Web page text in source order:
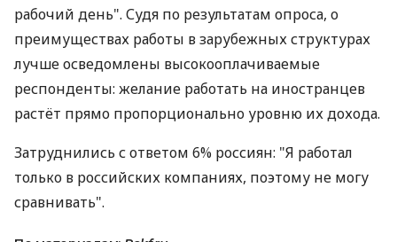
рабочий день". Судя по результатам опроса, о
преимуществах работы в зарубежных структурах
лучше осведомлены высокооплачиваемые
респонденты: желание работать на иностранцев
растёт прямо пропорционально уровню их дохода.
Затруднились с ответом 6% россиян: "Я работал
только в российских компаниях, поэтому не могу
сравнивать".